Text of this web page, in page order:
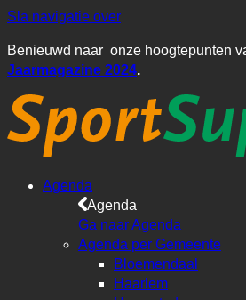
Sla navigatie over
Benieuwd naar onze hoogtepunten
Jaarmagazine 2024.
Agenda
Agenda
Ga naar Agenda
Agenda per Gemeente
Bloemendaal
Haarlem